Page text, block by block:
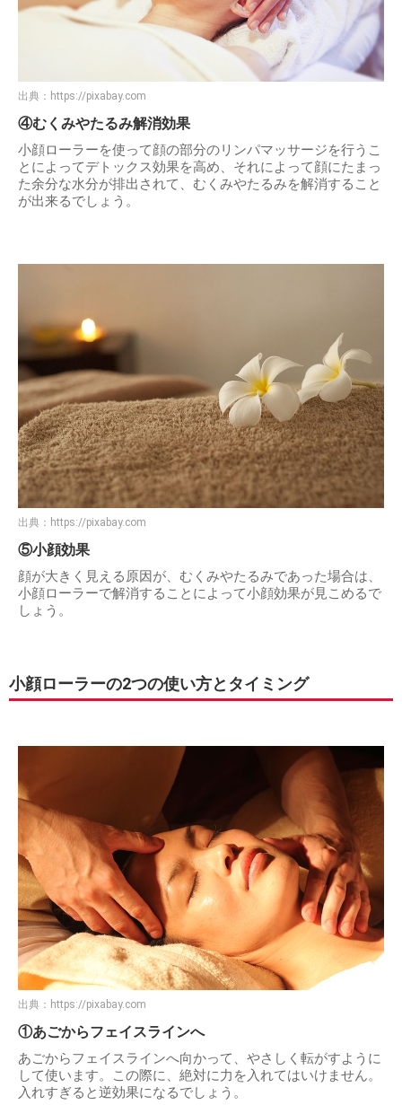
出典： https://pixabay.com
④むくみやたるみ解消効果
小顔ローラーを使って顔の部分のリンパマッサージを行うこ
とによってデトックス効果を高め、それによって顔にたまっ
た余分な水分が排出されて、むくみやたるみを解消すること
が出来るでしょう。
出典： https://pixabay.com
⑤小顔効果
顔が大きく見える原因が、むくみやたるみであった場合は、
小顔ローラーで解消することによって小顔効果が見こめるで
しょう。
小顔ローラーの2つの使い方とタイミング
出典： https://pixabay.com
①あごからフェイスラインへ
あごからフェイスラインへ向かって、やさしく転がすように
して使います。この際に、絶対に力を入れてはいけません。
入れすぎると逆効果になるでしょう。